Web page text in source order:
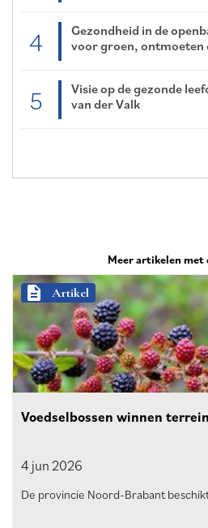
4
Gezondheid in de
voor groen, ontmoeten
5
Visie op de gezonde
van der Valk
Meer artikelen met
description Artikel
Voedselbossen winnen
4 jun 2026
De provincie Noord-Brabant